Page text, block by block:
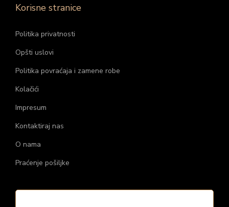
Korisne stranice
Politika privatnosti
Opšti uslovi
Politika povraćaja i zamene robe
Kolačići
Impresum
Kontaktiraj nas
O nama
Praćenje pošiljke